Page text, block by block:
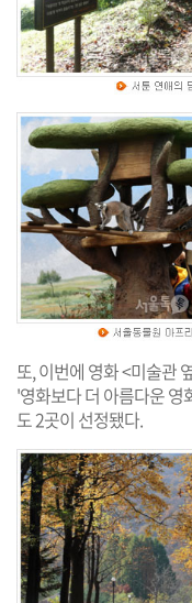
또, 이번에 영화 <미술관
'영화보다 더 아름다운 영
도 2곳이 선정됐다.